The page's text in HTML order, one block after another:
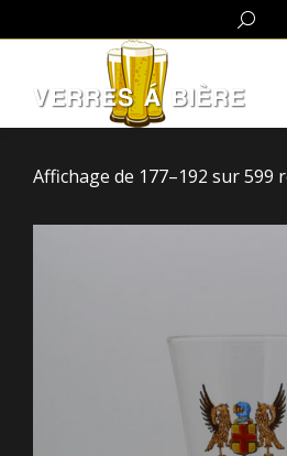
Search:
Affichage de 177–192 sur 599